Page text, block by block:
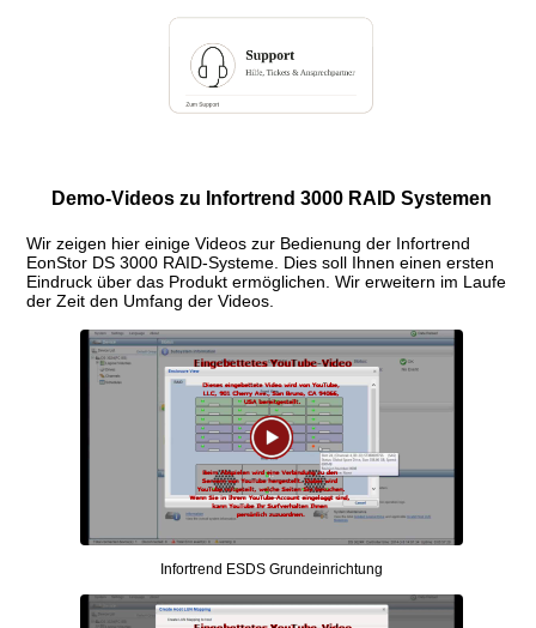
Demo-Videos zu Infortrend 3000 RAID Systemen
Wir zeigen hier einige Videos zur Bedienung der Infortrend
EonStor DS 3000 RAID-Systeme. Dies soll Ihnen einen ersten
Eindruck über das Produkt ermöglichen. Wir erweitern im Laufe
der Zeit den Umfang der Videos.
Infortrend ESDS Grundeinrichtung